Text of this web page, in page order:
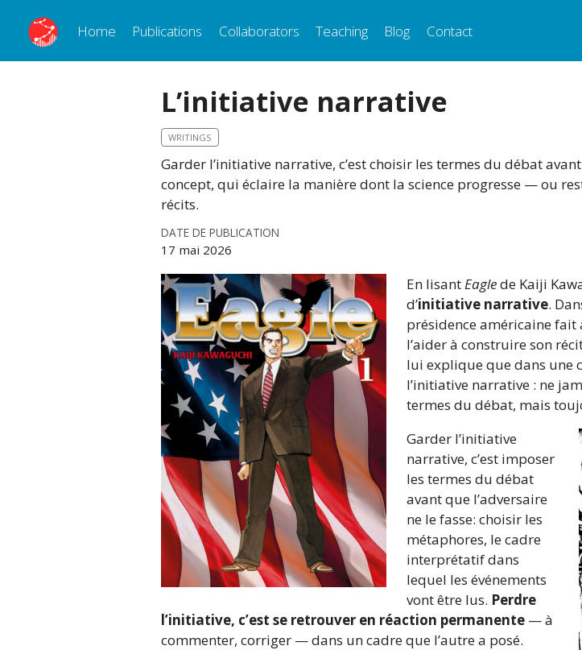
Home Publications Collaborators Teaching Blog Contact
L’initiative narrative
WRITINGS
Garder l’initiative narrative, c’est choisir les termes du débat
concept, qui éclaire la manière dont la science progresse — ou
récits.
DATE DE PUBLICATION
17 mai 2026
En lisantEaglede Kaiji
d’initiative narrative.
présidence américaine
l’aider à construire son
lui explique que dans une
l’initiative narrative : ne
termes du débat, mais
Garder l’initiative
narrative, c’est imposer
les termes du débat
avant que l’adversaire
ne le fasse: choisir les
métaphores, le cadre
interprétatif dans
lequel les événements
vont être lus. Perdre
l’initiative, c’est se retrouver en réaction permanente — à
commenter, corriger — dans un cadre que l’autre a posé.